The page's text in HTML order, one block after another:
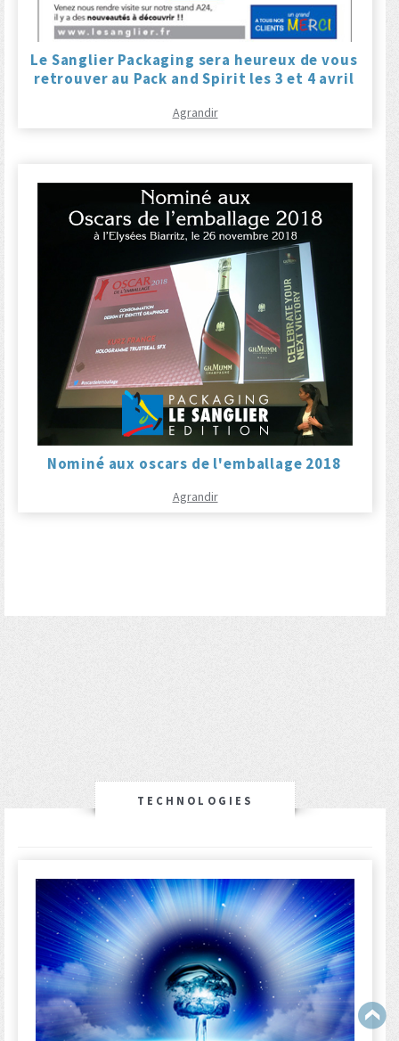
Le Sanglier Packaging sera heureux de vous
retrouver au Pack and Spirit les 3 et 4 avril
Agrandir
Nominé aux oscars de l'emballage 2018
Agrandir
TECHNOLOGIES